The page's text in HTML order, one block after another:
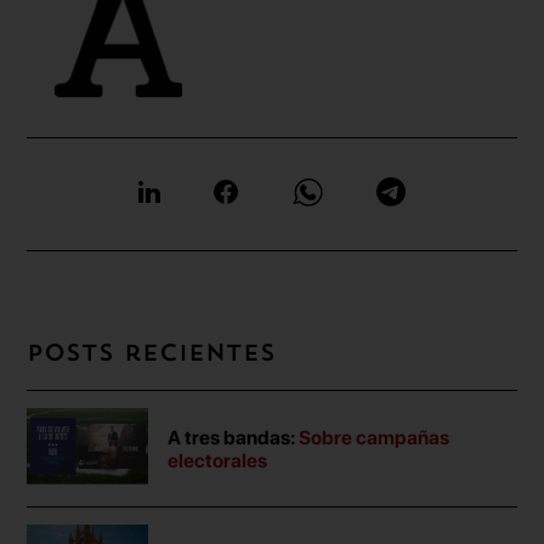
Posts recientes
A tres bandas: Sobre campañas
electorales